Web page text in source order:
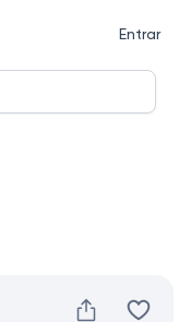
Entrar